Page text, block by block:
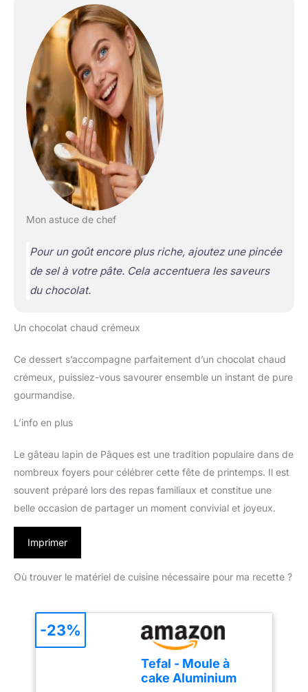
Mon astuce de chef
Pour un goût encore plus riche, ajoutez une pincée
de sel à votre pâte. Cela accentuera les saveurs
du chocolat.
Un chocolat chaud crémeux
Ce dessert s’accompagne parfaitement d’un chocolat chaud
crémeux, puissiez-vous savourer ensemble un instant de pure
gourmandise.
L’info en plus
Le gâteau lapin de Pâques est une tradition populaire dans de
nombreux foyers pour célébrer cette fête de printemps. Il est
souvent préparé lors des repas familiaux et constitue une
belle occasion de partager un moment convivial et joyeux.
Imprimer
Où trouver le matériel de cuisine nécessaire pour ma recette ?
Tefal - Moule à
cake Aluminium
-23%